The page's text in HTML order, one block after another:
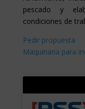
pescado y
condiciones de
Pedir propuesta
Maquinaria para